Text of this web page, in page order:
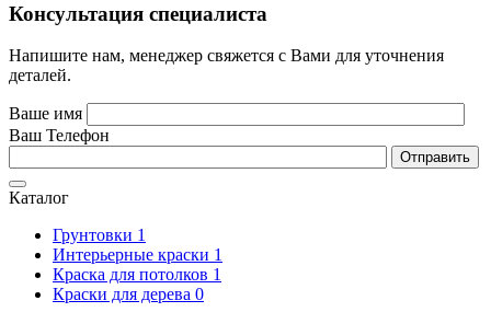
Консультация специалиста
Напишите нам, менеджер свяжется с Вами для уточнения
деталей.
Ваше имя
Ваш Телефон
Каталог
Грунтовки 1
Интерьерные краски 1
Краска для потолков 1
Краски для дерева 0